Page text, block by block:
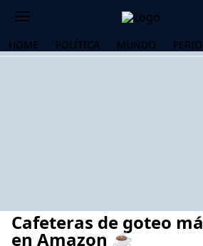
HOME POLÍTICA MUNDO
Cafeteras de goteo
en Amazon ☕